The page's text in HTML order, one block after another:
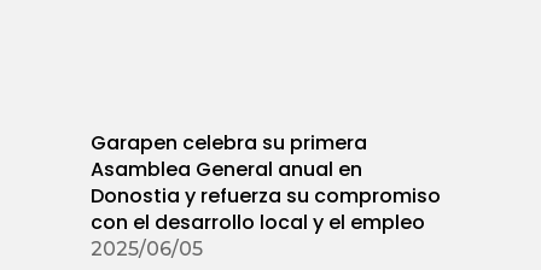
Garapen celebra su primera
Asamblea General anual en
Donostia y refuerza su compromiso
con el desarrollo local y el empleo
2025/06/05